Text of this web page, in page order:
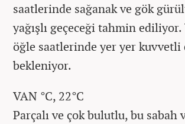
saatlerinde sağanak ve gök
yağışlı geçeceği tahmin ediliyor.
öğle saatlerinde yer yer kuvvetli
bekleniyor.
VAN °C, 22°C
Parçalı ve çok bulutlu, bu sabah